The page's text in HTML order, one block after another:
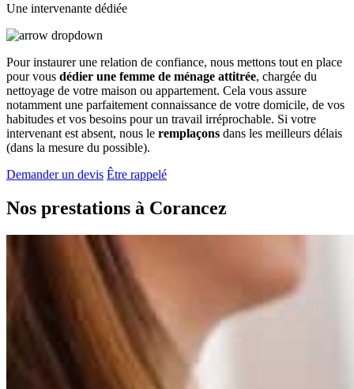
Une intervenante dédiée
Pour instaurer une relation de confiance, nous mettons tout en place
pour vous dédier une femme de ménage attitrée, chargée du
nettoyage de votre maison ou appartement. Cela vous assure
notamment une parfaitement connaissance de votre domicile, de vos
habitudes et vos besoins pour un travail irréprochable. Si votre
intervenant est absent, nous le remplaçons dans les meilleurs délais
(dans la mesure du possible).
Demander un devis Être rappelé
Nos prestations à Corancez